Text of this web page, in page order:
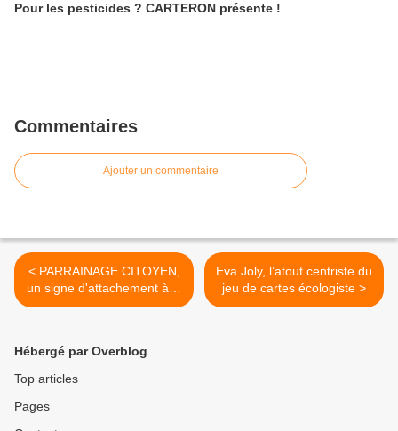
Pour les pesticides ? CARTERON présente !
Commentaires
Ajouter un commentaire
< PARRAINAGE CITOYEN,
un signe d'attachement à la
laïcité
Eva Joly, l’atout centriste du
jeu de cartes écologiste >
Hébergé par Overblog
Top articles
Pages